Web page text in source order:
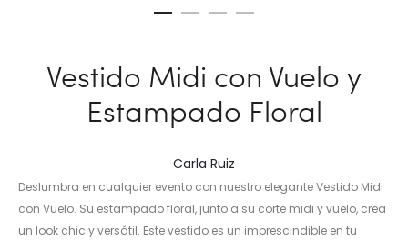
Vestido Midi con Vuelo y
Estampado Floral
Carla Ruiz
Deslumbra en cualquier evento con nuestro elegante Vestido Midi
con Vuelo. Su estampado floral, junto a su corte midi y vuelo, crea
un look chic y versátil. Este vestido es un imprescindible en tu